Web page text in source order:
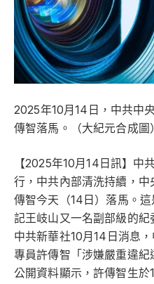
2025年10月14日，中共中
傳智落馬。（大紀元合成圖）
【2025年10月14日訊】中
行，中共內部清洗持續，
傳智今天（14日）落馬。
記王岐山又一名副部級的紀
中共新華社10月14日消息
專員許傳智「涉嫌嚴重違紀
公開資料顯示，許傳智生